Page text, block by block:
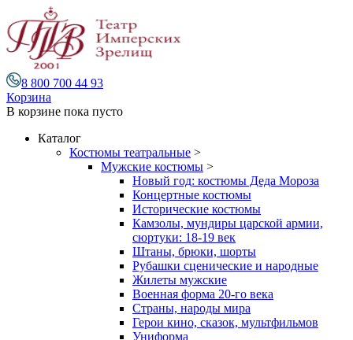
8 800 700 44 93
Корзина
В корзине пока пусто
Каталог
Костюмы театральные >
Мужские костюмы >
Новый год: костюмы Деда Мороза
Концертные костюмы
Исторические костюмы
Камзолы, мундиры царской армии,
сюртуки: 18-19 век
Штаны, брюки, шорты
Рубашки сценические и народные
Жилеты мужские
Военная форма 20-го века
Страны, народы мира
Герои кино, сказок, мультфильмов
Униформа